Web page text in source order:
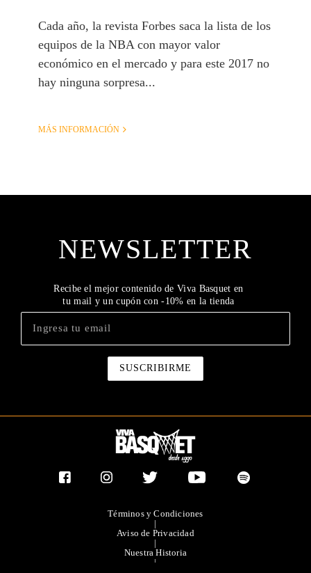
Cada año, la revista Forbes saca la lista de los
equipos de la NBA con mayor valor
económico en el mercado y para este 2017 no
hay ninguna sorpresa...
MÁS INFORMACIÓN
NEWSLETTER
Recibe el mejor contenido de Viva Basquet en
tu mail y un cupón con -10% en la tienda
Términos y Condiciones
|
Aviso de Privacidad
|
Nuestra Historia
|